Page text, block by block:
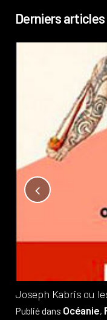
Derniers articles
Joseph Kabris ou
Publié dans Océanie,